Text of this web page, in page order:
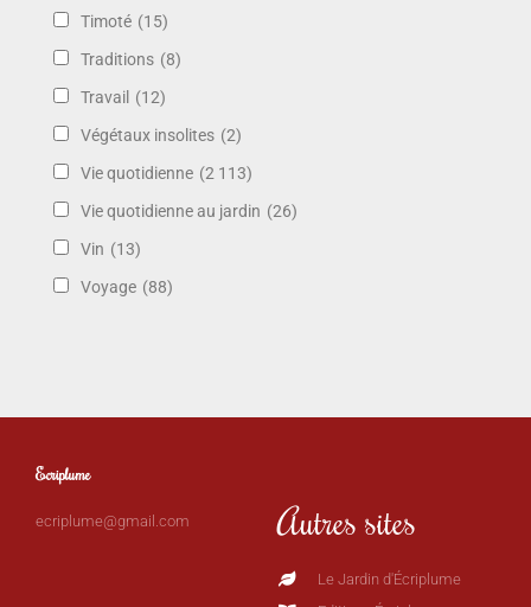
Timoté (15)
Traditions (8)
Travail (12)
Végétaux insolites (2)
Vie quotidienne (2 113)
Vie quotidienne au jardin (26)
Vin (13)
Voyage (88)
Ecriplume
ecriplume@gmail.com Autres sites
Le Jardin d'Écriplume